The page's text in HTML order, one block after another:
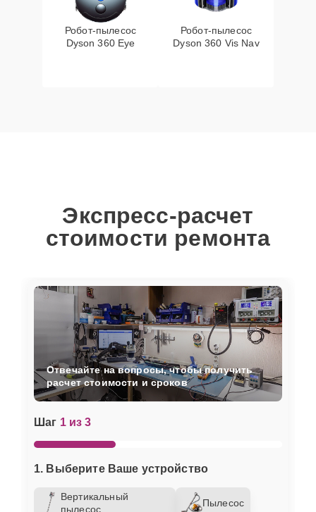
Робот-пылесос
Dyson 360 Eye
Робот-пылесос
Dyson 360 Vis Nav
Экспресс-расчет
стоимости ремонта
Шаг 1 из 3
1. Выберите Ваше устройство
Вертикальный
пылесос
Пылесос
Отвечайте на вопросы, чтобы получить
расчет стоимости и сроков